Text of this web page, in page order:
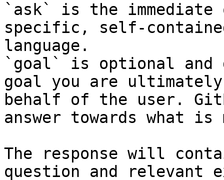
`ask` is the
specific, self-
language.
`goal` is optional and
goal you are
behalf of the user.
answer towards what
The response will
question and relevant